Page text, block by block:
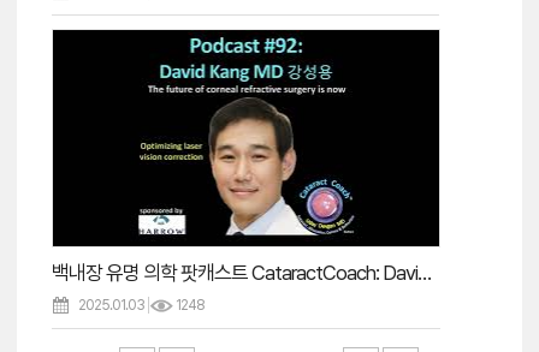
백내장 유명 의학 팟캐스트 CataractCoach: David Kang MD(강성용원장)
2025.01.03 1248